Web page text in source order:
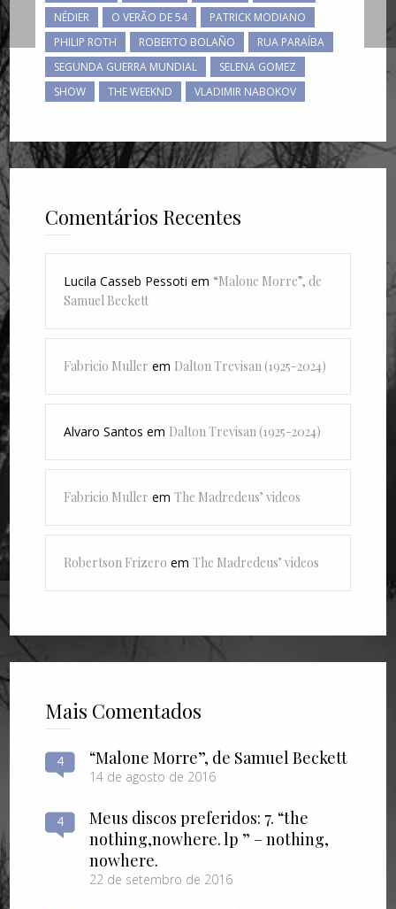
NÉDIER
O VERÃO DE 54
PATRICK MODIANO
PHILIP ROTH
ROBERTO BOLAÑO
RUA PARAÍBA
SEGUNDA GUERRA MUNDIAL
SELENA GOMEZ
SHOW
THE WEEKND VLADIMIR NABOKOV
Comentários Recentes
Lucila Casseb Pessoti em “Malone Morre”, de
Samuel Beckett
Fabricio Muller em Dalton Trevisan (1925-2024)
Alvaro Santos em Dalton Trevisan (1925-2024)
Fabricio Muller emThe Madredeus’ videos
Robertson Frizero emThe Madredeus’ videos
Mais Comentados
4 “Malone Morre”, de Samuel Beckett
14 de agosto de 2016
4
Meus discos preferidos: 7. “the
nothing​,​nowhere. lp ” – nothing​,​
nowhere.
22 de setembro de 2016